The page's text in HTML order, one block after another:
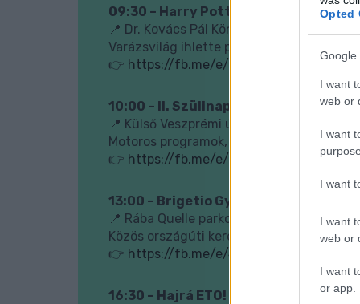
Opted
Google
I want
web or
I want
I want
I want
web or
I want
or app.
09:30 – Harry Potter délelőtt és
📍 Dr. Kovács Pál Könyvtár
Varázsvilág ihlette programokkal és
👉 https://fb.me/e/5ZVR6zn9l
10:00 – II. Szülinapi party a
📍 Külső Veszprémi út 2.
Motoros programok, börze és közösségi
👉 https://fb.me/e/8GFwuev5o
13:00 – Brigetio Győr Group Ride
📍 Rába Quelle parkoló
Közös országúti kerékpározás lazább
👉 https://fb.me/e/4nJMd6F9L
16:30 – Hajrá ETO! – bajnoki